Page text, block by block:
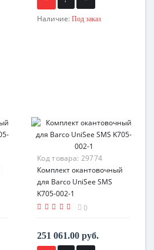
Наличие: Под заказ
Код товара: 29774
Комплект окантовочный
для Barco UniSee SMS
K705-002-1
0
251 061.00 руб.